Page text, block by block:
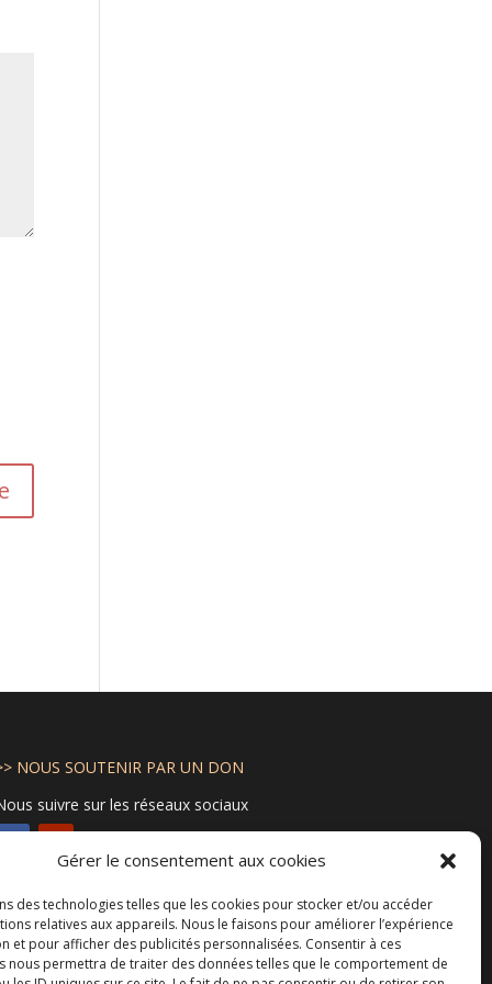
Gérer le consentement aux cookies
des technologies telles que les cookies pour stocker et/ou accéder
relatives aux appareils. Nous le faisons pour améliorer l’expérience
et pour afficher des publicités personnalisées. Consentir à ces
nous permettra de traiter des données telles que le comportement de
NOUS SOUTENIR PAR UN DON
suivre sur les réseaux sociaux